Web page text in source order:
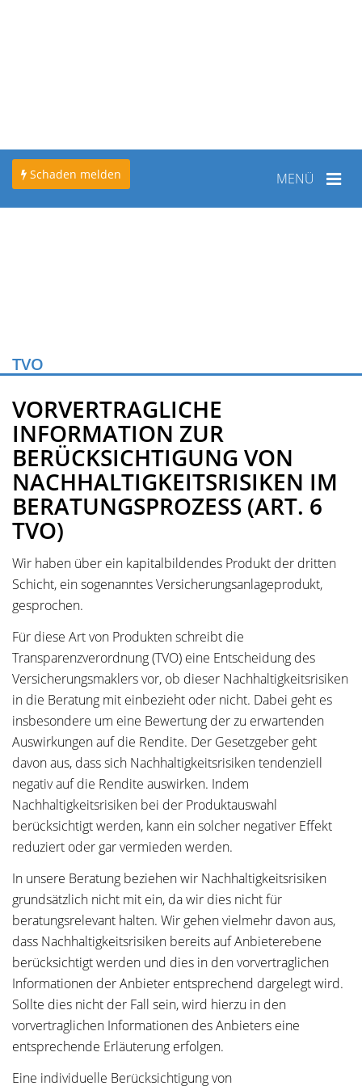
Toggle
MENÜ
Schaden melden
TVO
VORVERTRAGLICHE
INFORMATION ZUR
BERÜCKSICHTIGUNG VON
NACHHALTIGKEITSRISIKEN IM
BERATUNGSPROZESS (ART. 6
TVO)
Wir haben über ein kapitalbildendes Produkt der dritten
Schicht, ein sogenanntes Versicherungsanlageprodukt,
gesprochen.
Für diese Art von Produkten schreibt die
Transparenzverordnung (TVO) eine Entscheidung des
Versicherungsmaklers vor, ob dieser Nachhaltigkeitsrisiken
in die Beratung mit einbezieht oder nicht. Dabei geht es
insbesondere um eine Bewertung der zu erwartenden
Auswirkungen auf die Rendite. Der Gesetzgeber geht
davon aus, dass sich Nachhaltigkeitsrisiken tendenziell
negativ auf die Rendite auswirken. Indem
Nachhaltigkeitsrisiken bei der Produktauswahl
berücksichtigt werden, kann ein solcher negativer Effekt
reduziert oder gar vermieden werden.
In unsere Beratung beziehen wir Nachhaltigkeitsrisiken
grundsätzlich nicht mit ein, da wir dies nicht für
beratungsrelevant halten. Wir gehen vielmehr davon aus,
dass Nachhaltigkeitsrisiken bereits auf Anbieterebene
berücksichtigt werden und dies in den vorvertraglichen
Informationen der Anbieter entsprechend dargelegt wird.
Sollte dies nicht der Fall sein, wird hierzu in den
vorvertraglichen Informationen des Anbieters eine
entsprechende Erläuterung erfolgen.
Eine individuelle Berücksichtigung von